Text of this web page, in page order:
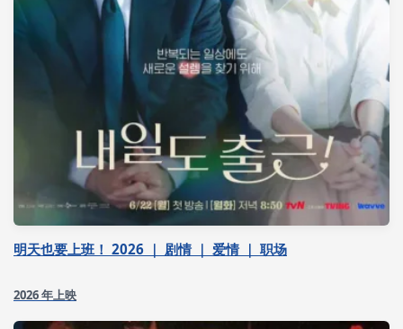
明天也要上班！ 2026 ｜ 剧情 ｜ 爱情 ｜ 职场
2026 年上映